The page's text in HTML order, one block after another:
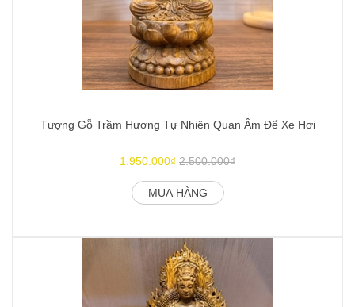
Tượng Gỗ Trầm Hương Tự Nhiên Quan Âm Để Xe Hơi
1.950.000₫ 2.500.000₫
MUA HÀNG